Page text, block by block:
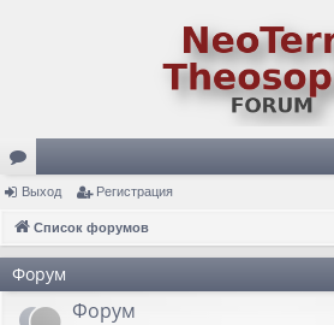
ор
ум
ы
Выход Регистрация
Список форумов
Форум
Форум